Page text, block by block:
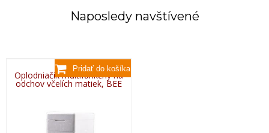
Naposledy navštívené
Oplodniačik multifunkčný na
odchov včelích matiek, BEE